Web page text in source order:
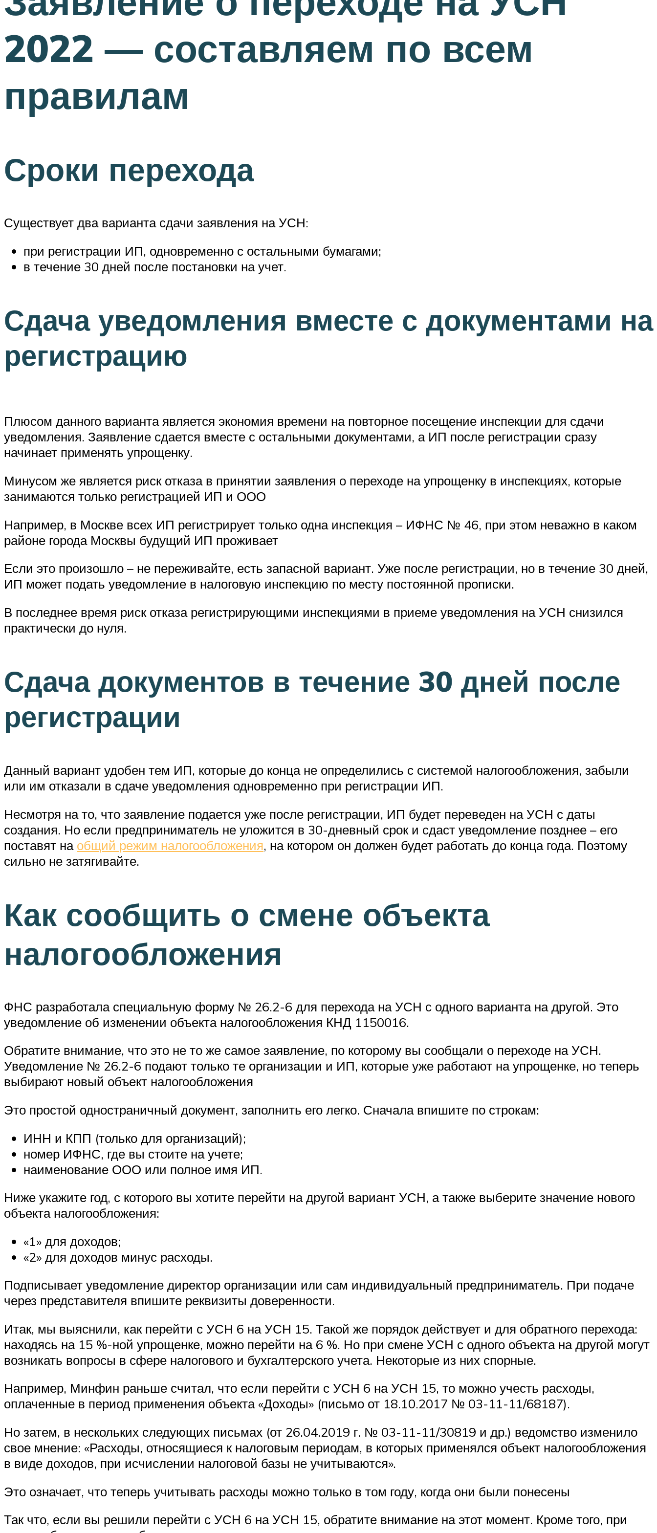
2022 — составляем по всем
правилам
Сроки перехода
Существует два варианта сдачи заявления на УСН:
при регистрации ИП, одновременно с остальными бумагами;
в течение 30 дней после постановки на учет.
Сдача уведомления вместе с документами на
регистрацию
Плюсом данного варианта является экономия времени на повторное посещение инспекции для сдачи
уведомления. Заявление сдается вместе с остальными документами, а ИП после регистрации сразу
начинает применять упрощенку.
Минусом же является риск отказа в принятии заявления о переходе на упрощенку в инспекциях, которые
занимаются только регистрацией ИП и ООО
Например, в Москве всех ИП регистрирует только одна инспекция – ИФНС № 46, при этом неважно в каком
районе города Москвы будущий ИП проживает
Если это произошло – не переживайте, есть запасной вариант. Уже после регистрации, но в течение 30 дней,
ИП может подать уведомление в налоговую инспекцию по месту постоянной прописки.
В последнее время риск отказа регистрирующими инспекциями в приеме уведомления на УСН снизился
практически до нуля.
Сдача документов в течение 30 дней после
регистрации
Данный вариант удобен тем ИП, которые до конца не определились с системой налогообложения, забыли
или им отказали в сдаче уведомления одновременно при регистрации ИП.
Несмотря на то, что заявление подается уже после регистрации, ИП будет переведен на УСН с даты
создания. Но если предприниматель не уложится в 30-дневный срок и сдаст уведомление позднее – его
поставят на общий режим налогообложения, на котором он должен будет работать до конца года. Поэтому
сильно не затягивайте.
Как сообщить о смене объекта
налогообложения
ФНС разработала специальную форму № 26.2-6 для перехода на УСН с одного варианта на другой. Это
уведомление об изменении объекта налогообложения КНД 1150016.
Обратите внимание, что это не то же самое заявление, по которому вы сообщали о переходе на УСН.
Уведомление № 26.2-6 подают только те организации и ИП, которые уже работают на упрощенке, но теперь
выбирают новый объект налогообложения
Это простой одностраничный документ, заполнить его легко. Сначала впишите по строкам:
ИНН и КПП (только для организаций);
номер ИФНС, где вы стоите на учете;
наименование ООО или полное имя ИП.
Ниже укажите год, с которого вы хотите перейти на другой вариант УСН, а также выберите значение нового
объекта налогообложения:
«1» для доходов;
«2» для доходов минус расходы.
Подписывает уведомление директор организации или сам индивидуальный предприниматель. При подаче
через представителя впишите реквизиты доверенности.
Итак, мы выяснили, как перейти с УСН 6 на УСН 15. Такой же порядок действует и для обратного перехода:
находясь на 15 %-ной упрощенке, можно перейти на 6 %. Но при смене УСН с одного объекта на другой могут
возникать вопросы в сфере налогового и бухгалтерского учета. Некоторые из них спорные.
Например, Минфин раньше считал, что если перейти с УСН 6 на УСН 15, то можно учесть расходы,
оплаченные в период применения объекта «Доходы» (письмо от 18.10.2017 № 03-11-11/68187).
Но затем, в нескольких следующих письмах (от 26.04.2019 г. № 03-11-11/30819 и др.) ведомство изменило
свое мнение: «Расходы, относящиеся к налоговым периодам, в которых применялся объект налогообложения
в виде доходов, при исчислении налоговой базы не учитываются».
Это означает, что теперь учитывать расходы можно только в том году, когда они были понесены
Так что, если вы решили перейти с УСН 6 на УСН 15, обратите внимание на этот момент. Кроме того, при